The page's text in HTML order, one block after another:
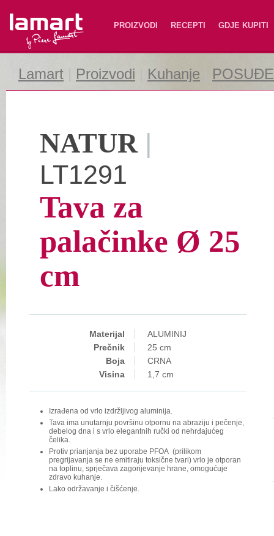
Lamart PROIZVODI RECEPTI GDJE KUPITI
Lamart Proizvodi Kuhanje
NATUR |
LT1291
Tava za
palačinke Ø 25
cm
Materijal
ALUMINIJ
Prečnik
25 cm
Boja
CRNA
Visina
1,7 cm
Izrađena od vrlo izdržljivog aluminija.
Tava ima unutarnju površinu otpornu na abraziju i pečenje,
debelog dna i s vrlo elegantnih ručki od nehrđajućeg
čelika.
Protiv prianjanja bez uporabe PFOA (prilikom
pregrijavanja se ne emitiraju toksične tvari) vrlo je otporan
na toplinu, sprječava zagorijevanje hrane, omogućuje
zdravo kuhanje.
Lako održavanje i čišćenje.